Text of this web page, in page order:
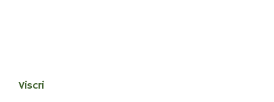
Viscri